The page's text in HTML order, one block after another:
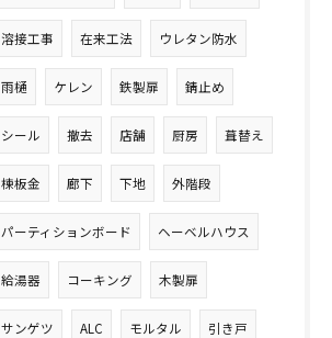
溶接工事 在来工法 ウレタン防水
雨樋 ケレン 鉄製扉 錆止め
シール 撤去 店舗 厨房 葺替え
棟板金 廊下 下地 外階段
パーティションボード ヘーベルハウス
給湯器 コーキング 木製扉
サンゲツ ALC モルタル 引き戸